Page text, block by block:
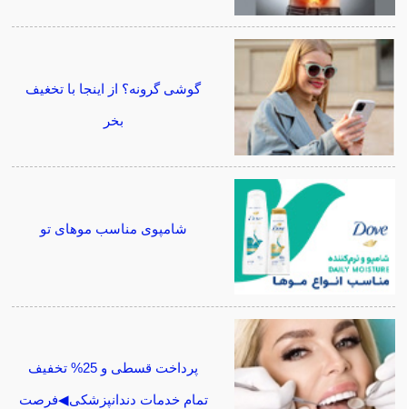
گوشی گرونه؟ از اینجا با تخغیف
بخر
شامپوی مناسب موهای تو
پرداخت قسطی و 25% تخفیف
تمام خدمات دندانپزشکی◀فرصت